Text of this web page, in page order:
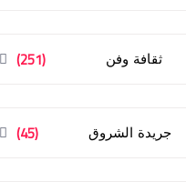
ثقافة وفن (251)
جريدة الشروق (45)